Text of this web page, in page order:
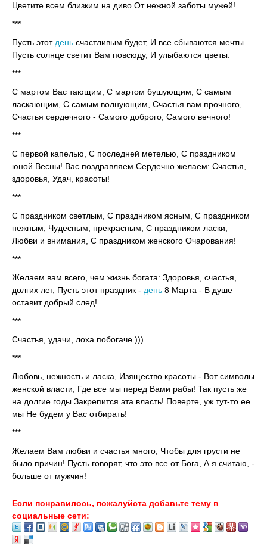
Цветите всем близким на диво От нежной заботы мужей!
***
Пусть этот день счастливым будет, И все сбываются мечты.
Пусть солнце светит Вам повсюду, И улыбаются цветы.
***
С мартом Вас тающим, С мартом бушующим, С самым
ласкающим, С самым волнующим, Счастья вам прочного,
Счастья сердечного - Самого доброго, Самого вечного!
***
С первой капелью, С последней метелью, С праздником
юной Весны! Вас поздравляем Сердечно желаем: Счастья,
здоровья, Удач, красоты!
***
С праздником светлым, С праздником ясным, С праздником
нежным, Чудесным, прекрасным, С праздником ласки,
Любви и внимания, С праздником женского Очарования!
***
Желаем вам всего, чем жизнь богата: Здоровья, счастья,
долгих лет, Пусть этот праздник - день 8 Марта - В душе
оставит добрый след!
***
Счастья, удачи, лоха побогаче )))
***
Любовь, нежность и ласка, Изящество красоты - Вот символы
женской власти, Где все мы перед Вами рабы! Так пусть же
на долгие годы Закрепится эта власть! Поверте, уж тут-то ее
мы Не будем у Вас отбирать!
***
Желаем Вам любви и счастья много, Чтобы для грусти не
было причин! Пусть говорят, что это все от Бога, А я считаю, -
больше от мужчин!
Если понравилось, пожалуйста добавьте тему в
социальные сети: